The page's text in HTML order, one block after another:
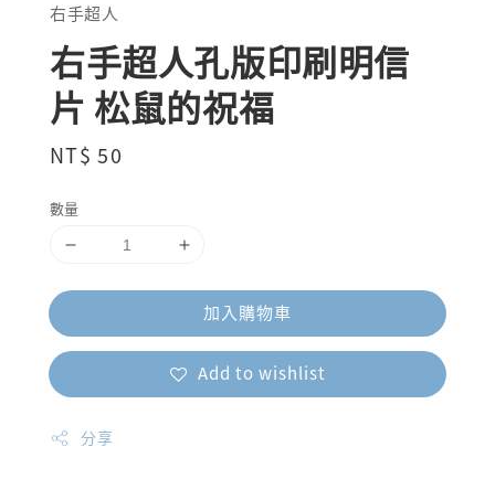
右手超人
右手超人孔版印刷明信
片 松鼠的祝福
Regular
NT$ 50
數量
加入購物車
Add to wishlist
分享